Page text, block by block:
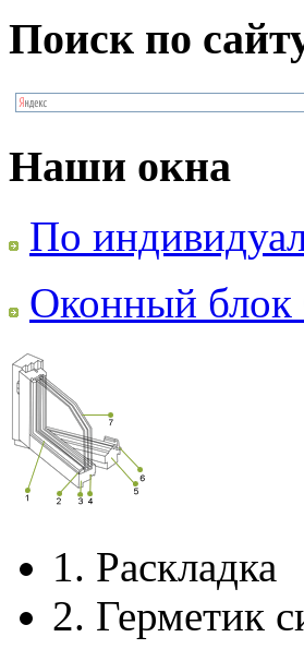
Поиск по
Наши окна
По
Оконный
1. Раскладка
2. Герметик